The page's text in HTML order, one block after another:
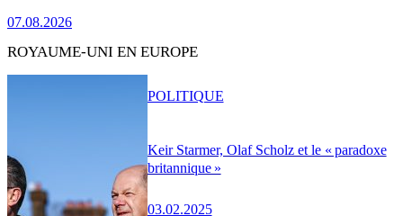
07.08.2026
ROYAUME-UNI EN EUROPE
Keir Starmer, Olaf Scholz et le « paradoxe
britannique »
03.02.2025
POLITIQUE